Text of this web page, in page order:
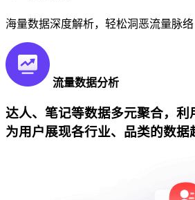
海量数据深度解析，轻松洞恶流量脉络
流量数据分析
达人、笔记等数据多元聚合，
为用户展现各行业、品类的数据